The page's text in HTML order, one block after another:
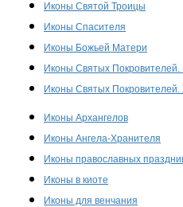
Иконы Святой Троицы
Иконы Спасителя
Иконы Божьей Матери
Иконы Святых
Иконы Святых
Иконы Архангелов
Иконы Ангела-Хранителя
Иконы православных
Иконы в киоте
Иконы для венчания